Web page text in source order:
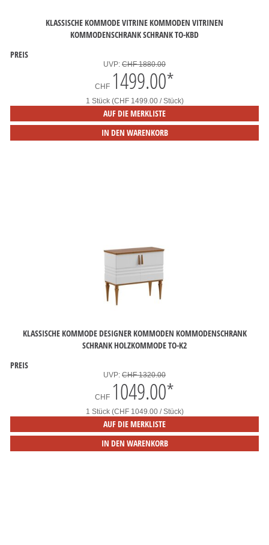
KLASSISCHE KOMMODE VITRINE KOMMODEN VITRINEN
KOMMODENSCHRANK SCHRANK TO-KBD
PREIS
UVP: CHF 1880.00
CHF 1499.00*
1 Stück (CHF 1499.00 / Stück)
AUF DIE MERKLISTE
IN DEN WARENKORB
KLASSISCHE KOMMODE DESIGNER KOMMODEN KOMMODENSCHRANK
SCHRANK HOLZKOMMODE TO-K2
PREIS
UVP: CHF 1320.00
CHF 1049.00*
1 Stück (CHF 1049.00 / Stück)
AUF DIE MERKLISTE
IN DEN WARENKORB